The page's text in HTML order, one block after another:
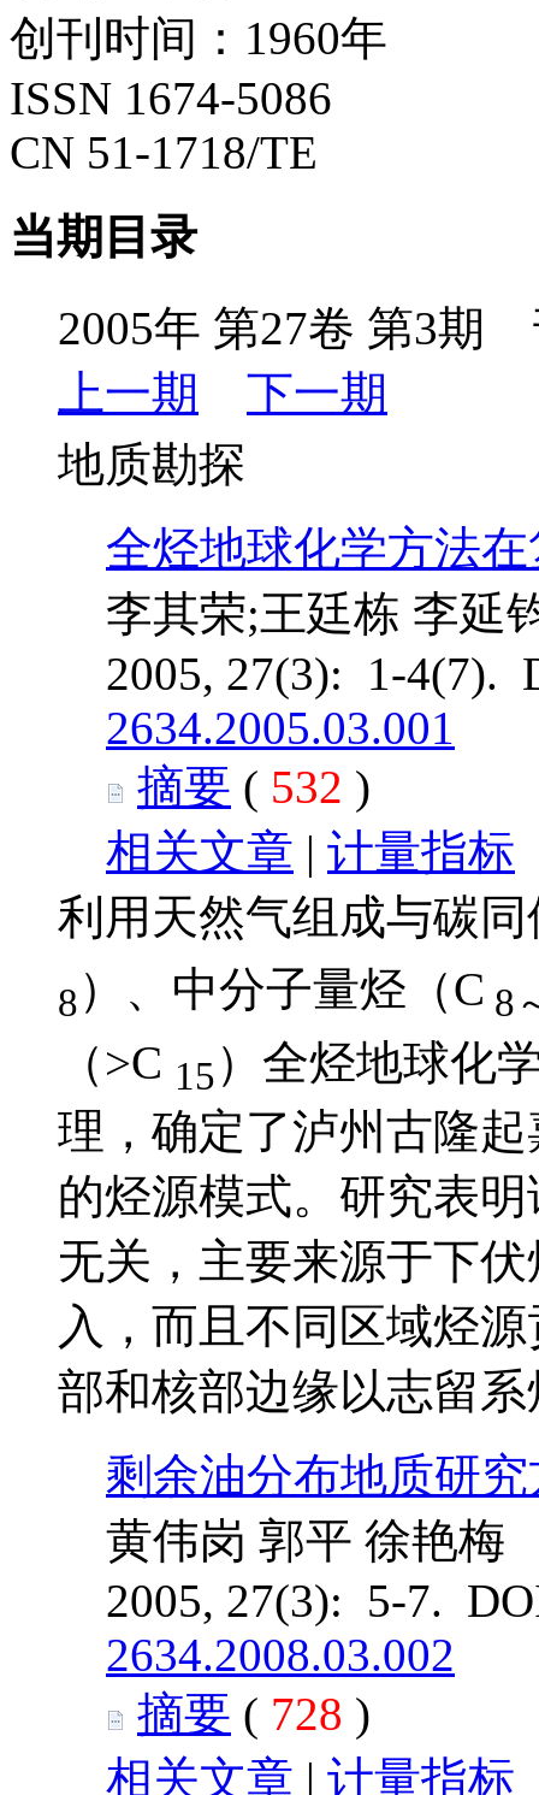
创刊时间：1960年
ISSN 1674-5086
CN 51-1718/TE
当期目录
2005年 第27卷 第3期
上一期
下一期
地质勘探
全烃地球化学方法
李其荣;王廷栋 李延
2005, 27(3): 1-4(7).
2634.2005.03.001
摘要 ( 532 )
相关文章 | 计量指标
利用天然气组成与碳
8）、中分子量烃（C 8
（>C 15）全烃地球化
理，确定了泸州古隆
的烃源模式。研究表
无关，主要来源于下
入，而且不同区域烃
部和核部边缘以志留
剩余油分布地质研
黄伟岗 郭平 徐艳梅
2005, 27(3): 5-7.
2634.2008.03.002
摘要 ( 728 )
相关文章 | 计量指标